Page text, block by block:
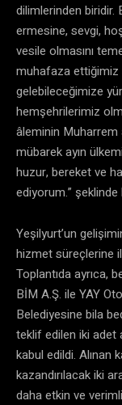
dilimlerinden biridir.
ermesine, sevgi,
vesile olmasını
muhafaza ettiğimiz
gelebileceğimize
hemşehrilerimiz
âleminin Muharrem
mübarek ayın
huzur, bereket ve
ediyorum.”
Yeşilyurt’un
hizmet süreçlerine
Toplantıda ayrıca,
BİM A.Ş. ile YAY
Belediyesine bila
teklif edilen iki adet
kabul edildi. Alınan
kazandırılacak iki
daha etkin ve